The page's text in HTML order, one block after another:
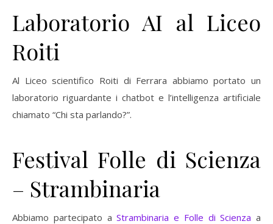
Laboratorio AI al Liceo
Roiti
Al Liceo scientifico Roiti di Ferrara abbiamo portato un
laboratorio riguardante i chatbot e l’intelligenza artificiale
chiamato “Chi sta parlando?”.
Festival Folle di Scienza
– Strambinaria
Abbiamo partecipato aStrambinaria e Folle di Scienza a